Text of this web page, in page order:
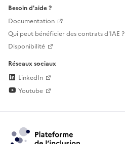
Besoin d'aide ?
Documentation
Qui peut bénéficier des contrats d'IAE ?
Disponibilité
Réseaux sociaux
LinkedIn
Youtube